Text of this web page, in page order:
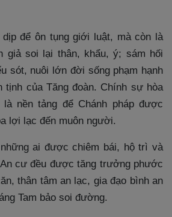
để ôn tụng giới luật, mà còn là
giả soi lại thân, khẩu, ý; sám hối
sót, nuôi lớn đời sống phạm hạnh
của Tăng đoàn. Chính sự hòa
nền tảng để Chánh pháp được
lợi lạc đến muôn người.
ai được chiêm bái, hộ trì và
cư đều được tăng trưởng phước
thân tâm an lạc, gia đạo bình an
Tam bảo soi đường.